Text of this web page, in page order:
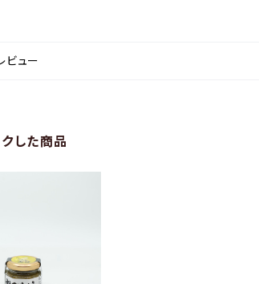
ビュー
した商品